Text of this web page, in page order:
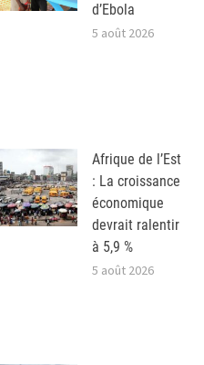
d’Ebola
5 août 2026
Afrique de l’Est
: La croissance
économique
devrait ralentir
à 5,9 %
5 août 2026